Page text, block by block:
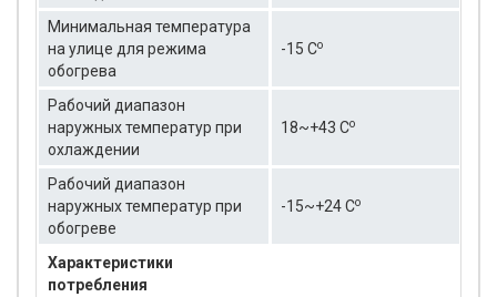
Минимальная температура
на улице для режима
обогрева
-15 Cо
Рабочий диапазон
наружных температур при
охлаждении
18~+43 Cо
Рабочий диапазон
наружных температур при
обогреве
-15~+24 Cо
Характеристики
потребления